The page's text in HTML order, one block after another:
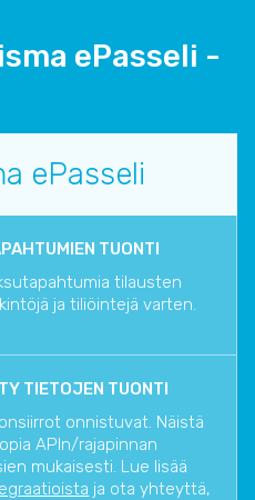
ePasseli -
ePasseli
TUONTI
tilausten
ja tiliöintejä varten.
TIETOJEN TUONTI
onnistuvat. Näistä
APIn/rajapinnan
mukaisesti. Lue lisää
ja ota yhteyttä,